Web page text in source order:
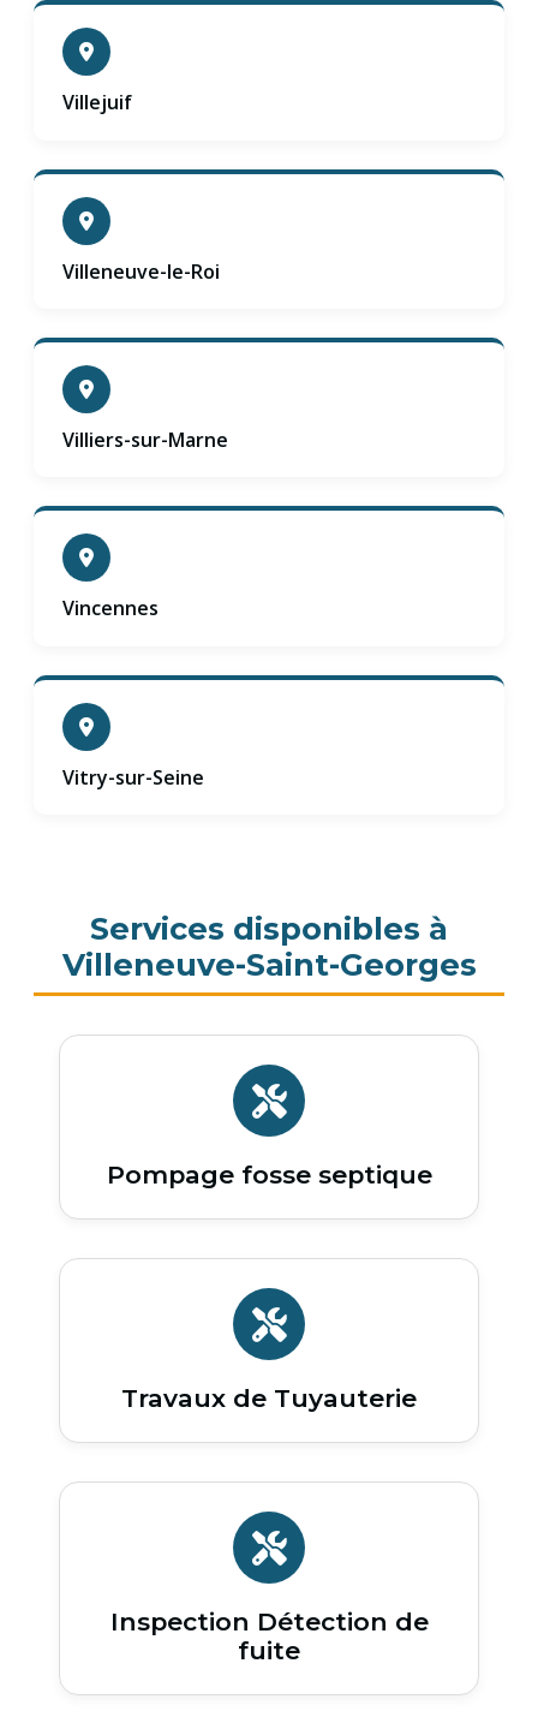
Villejuif
Villeneuve-le-Roi
Villiers-sur-Marne
Vincennes
Vitry-sur-Seine
Services disponibles à
Villeneuve-Saint-Georges
Pompage fosse septique
Travaux de Tuyauterie
Inspection Détection de
fuite